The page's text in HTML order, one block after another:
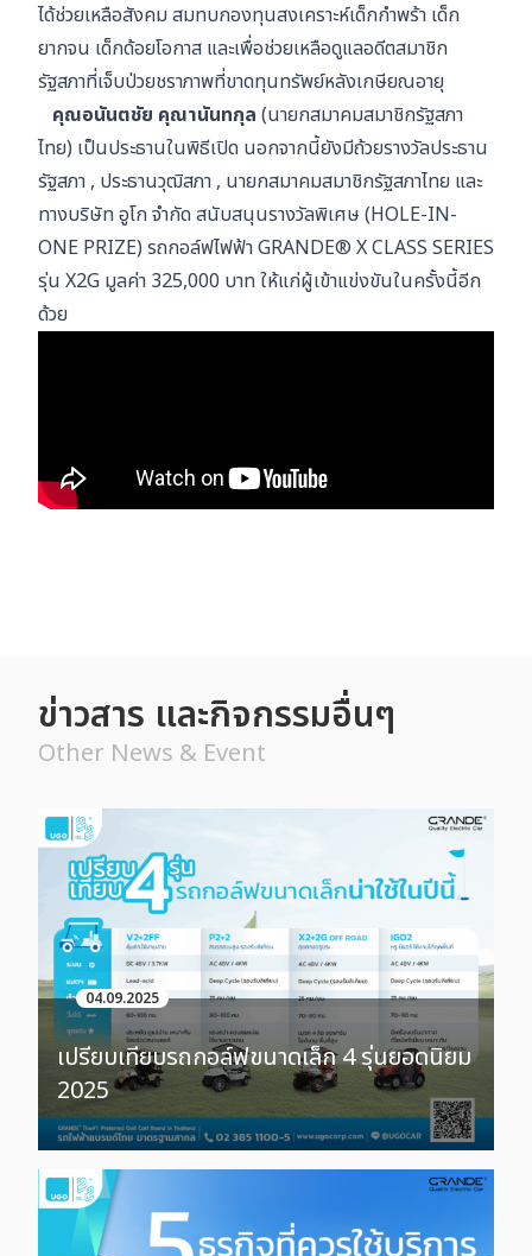
ได้ช่วยเหลือสังคม สมทบกองทุนสงเคราะห์เด็กกำพร้า เด็ก
ยากจน เด็กด้อยโอกาส และเพื่อช่วยเหลือดูแลอดีตสมาชิก
รัฐสภาที่เจ็บป่วยชราภาพที่ขาดทุนทรัพย์หลังเกษียณอายุ
คุณอนันตชัย คุณานันทกุล (นายกสมาคมสมาชิกรัฐสภา
ไทย) เป็นประธานในพิธีเปิด นอกจากนี้ยังมีถ้วยรางวัลประธาน
รัฐสภา , ประธานวุฒิสภา , นายกสมาคมสมาชิกรัฐสภาไทย และ
ทางบริษัท อูโก จำกัด สนับสนุนรางวัลพิเศษ (HOLE-IN-
ONE PRIZE) รถกอล์ฟไฟฟ้าGRANDE® X CLASS SERIES
รุ่น X2G มูลค่า 325,000 บาท ให้แก่ผู้เข้าแข่งขันในครั้งนี้อีก
ด้วย
ข่าวสาร และกิจกรรมอื่นๆ
Other News & Event
04.09.2025
เปรียบเทียบรถกอล์ฟขนาดเล็ก 4 รุ่นยอดนิยม
2025